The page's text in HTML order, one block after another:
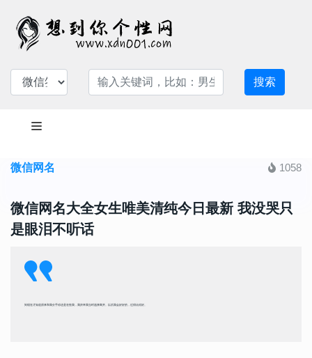
搜索
微信网名 1058
微信网名大全女生唯美清纯今日最新 我没哭只
是眼泪不听话
到现在才知道原来和我分手你还是在怪我，我庆幸我当时选择离开。以后我会好好的，过得比你好。